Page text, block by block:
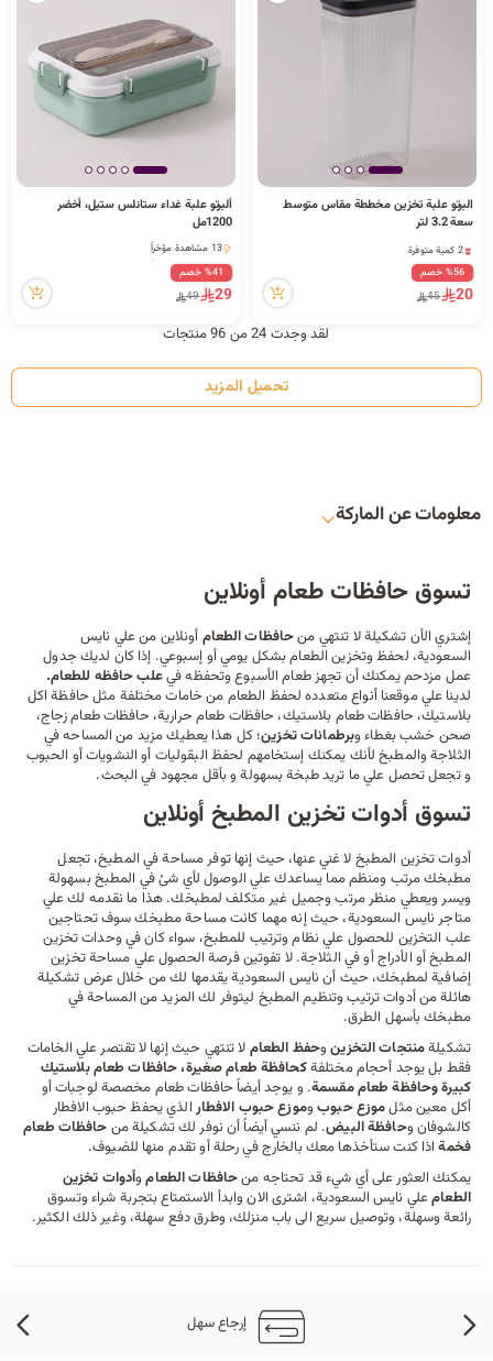
البرتو علبة تخزين مخططة مقاس متوسط
سعة 3.2 لتر
2 كمية متوفرة
4 مشاهدة مؤخراً
2 كمية متوفرة
4 مشاهدة مؤخراً%56 خصم
20
45
ألبرتو علبة غداء ستانلس ستيل، أخضر
1200مل
13 مشاهدة مؤخراً
13 مشاهدة مؤخراً%41 خصم
29
49
لقد وجدت 24 من 96 منتجات
تحميل المزيد
معلومات عن الماركة
تسوق حافظات طعام أونلاين
إشتري الأن تشكيلة لا تنتهي منحافظات الطعامأونلاين من علي نايس
السعودية، لحفظ وتخزين الطعام بشكل يومي أو إسبوعي. إذا كان لديك جدول
عمل مزدحم يمكنك أن تجهز طعام الأسبوع وتحفظه فيعلب حافظه للطعام.
لدينا علي موقعنا أنواع متعدده لحفظ الطعام من خامات مختلفة مثل حافظة اكل
بلاستيك، حافظات طعام بلاستيك، حافظات طعام حرارية، حافظات طعام زجاج،
صحن خشب بغطاء و برطمانات تخزين؛ كل هذا يعطيك مزيد من المساحه في
الثلاجة والمطبخ لأنك يمكنك إستخامهم لحفظ البقوليات أو النشويات أو الحبوب
و تجعل تحصل علي ما تريد طبخة بسهولة و بأقل مجهود في البحث.
تسوق أدوات تخزين المطبخ أونلاين
أدوات تخزين المطبخلا غني عنها، حيث إنها توفر مساحة في المطبخ، تجعل
مطبخك مرتب ومنظم مما يساعدك علي الوصول لأي شئ في المطبخ بسهولة
ويسر ويعطي منظر مرتب وجميل غير متكلف لمطبخك. هذا ما نقدمه لك علي
متاجر نايس السعودية، حيث إنه مهما كانت مساحة مطبخك سوف تحتاجين
علب التخزين للحصول علي نظام وترتيب للمطبخ، سواء كان في وحدات تخزين
المطبخ أو الأدراج أو في الثلاجة. لا تفوتين فرصة الحصول علي مساحة تخزين
إضافية لمطبخك، حيث أن نايس السعودية يقدمها لك من خلال عرض تشكيلة
هائلة من أدوات ترتيب و تنظيم المطبخليتوفر لك المزيد من المساحة في
مطبخك بأسهل الطرق.
تشكيلةمنتجات التخزينو حفظ الطعاملا تنتهي حيث إنها لا تقتصر علي الخامات
فقط بل يوجد أحجام مختلفةكحافظة طعام صغيرة، حافظات طعام بلاستيك
كبيرة وحافظة طعام مقسمة. و يوجد أيضاً حافظات طعام مخصصة لوجبات أو
أكل معين مثلموزع حبوبوموزع حبوب الافطارالذي يحفظ حبوب الافطار
كالشوفان وحافظة البيض. لم ننسي أيضاً أن نوفر لك تشكيلة منحافظات طعام
فخمةاذا كنت ستأخذها معك بالخارج في رحلة أو تقدم منها للضيوف.
يمكنك العثور على أي شيء قد تحتاجه منحافظات الطعامو أدوات تخزين
الطعامعلي نايس السعودية، اشترى الان وابدأ الاستمتاع بتجربة شراء وتسوق
رائعة وسهلة، وتوصيل سريع الى باب منزلك، وطرق دفع سهلة، وغير ذلك الكثير.
إرجاع سهل